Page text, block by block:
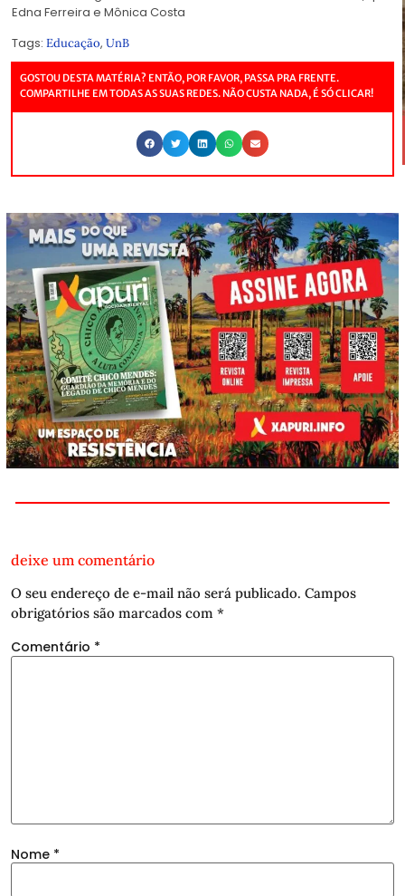
Edna Ferreira e Mônica Costa
Tags: Educação, UnB
GOSTOU DESTA MATÉRIA? ENTÃO, POR FAVOR, PASSA PRA FRENTE.
COMPARTILHE EM TODAS AS SUAS REDES. NÃO CUSTA NADA, É SÓ CLICAR!
deixe um comentário
O seu endereço de e-mail não será publicado. Campos
obrigatórios são marcados com *
Comentário *
Nome *